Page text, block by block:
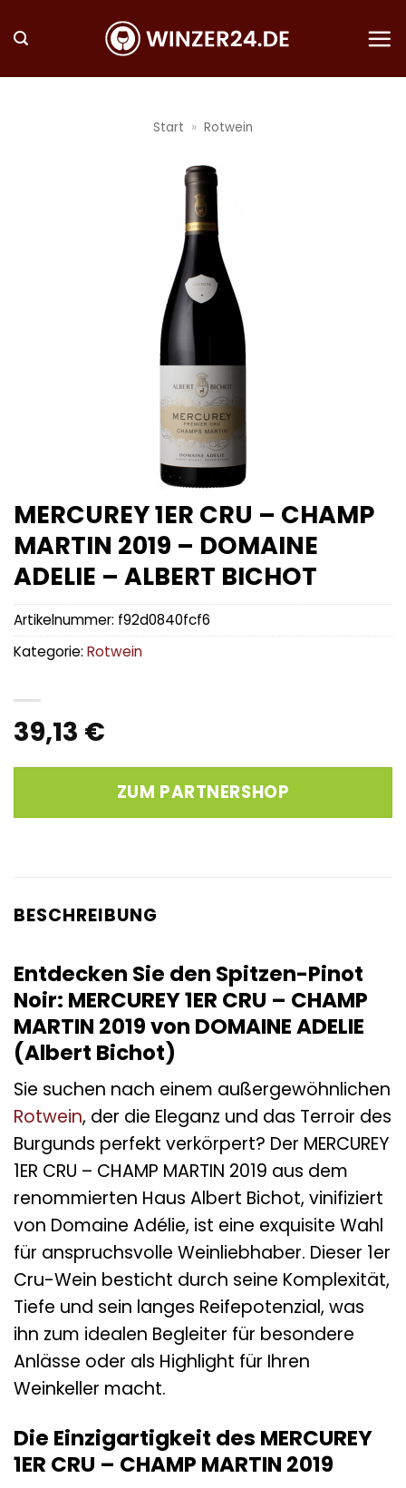
Inhalt
Start » Rotwein
MERCUREY 1ER CRU – CHAMP
MARTIN 2019 – DOMAINE
ADELIE – ALBERT BICHOT
39,13 €
ZUM PARTNERSHOP
Artikelnummer: f92d0840fcf6
Kategorie: Rotwein
BESCHREIBUNG
Entdecken Sie den Spitzen-Pinot
Noir: MERCUREY 1ER CRU – CHAMP
MARTIN 2019 von DOMAINE ADELIE
(Albert Bichot)
Sie suchen nach einem außergewöhnlichen
Rotwein, der die Eleganz und das Terroir des
Burgunds perfekt verkörpert? Der MERCUREY
1ER CRU – CHAMP MARTIN 2019 aus dem
renommierten Haus Albert Bichot, vinifiziert
von Domaine Adélie, ist eine exquisite Wahl
für anspruchsvolle Weinliebhaber. Dieser 1er
Cru-Wein besticht durch seine Komplexität,
Tiefe und sein langes Reifepotenzial, was
ihn zum idealen Begleiter für besondere
Anlässe oder als Highlight für Ihren
Weinkeller macht.
Die Einzigartigkeit des MERCUREY
1ER CRU – CHAMP MARTIN 2019